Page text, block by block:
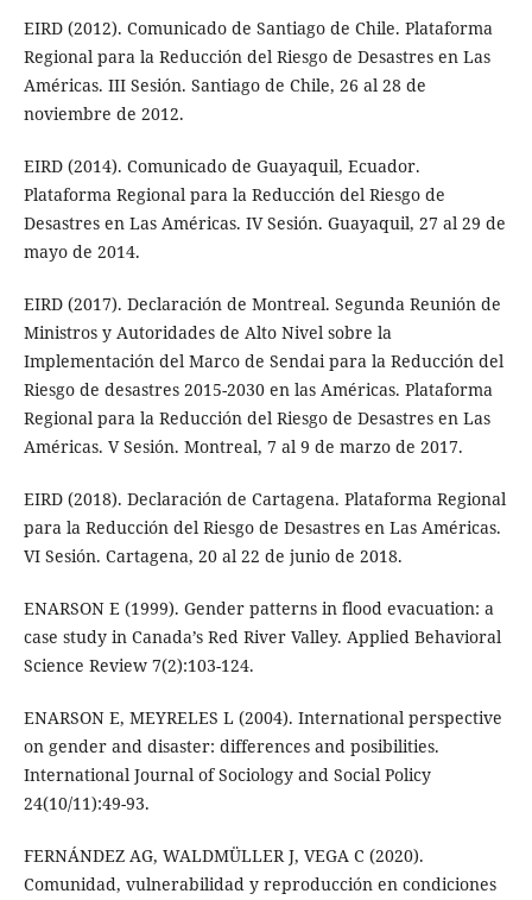
EIRD (2012). Comunicado de Santiago de Chile. Plataforma
Regional para la Reducción del Riesgo de Desastres en Las
Américas. III Sesión. Santiago de Chile, 26 al 28 de
noviembre de 2012.
EIRD (2014). Comunicado de Guayaquil, Ecuador.
Plataforma Regional para la Reducción del Riesgo de
Desastres en Las Américas. IV Sesión. Guayaquil, 27 al 29 de
mayo de 2014.
EIRD (2017). Declaración de Montreal. Segunda Reunión de
Ministros y Autoridades de Alto Nivel sobre la
Implementación del Marco de Sendai para la Reducción del
Riesgo de desastres 2015-2030 en las Américas. Plataforma
Regional para la Reducción del Riesgo de Desastres en Las
Américas. V Sesión. Montreal, 7 al 9 de marzo de 2017.
EIRD (2018). Declaración de Cartagena. Plataforma Regional
para la Reducción del Riesgo de Desastres en Las Américas.
VI Sesión. Cartagena, 20 al 22 de junio de 2018.
ENARSON E (1999). Gender patterns in flood evacuation: a
case study in Canada’s Red River Valley. Applied Behavioral
Science Review 7(2):103-124.
ENARSON E, MEYRELES L (2004). International perspective
on gender and disaster: differences and posibilities.
International Journal of Sociology and Social Policy
24(10/11):49-93.
FERNÁNDEZ AG, WALDMÜLLER J, VEGA C (2020).
Comunidad, vulnerabilidad y reproducción en condiciones